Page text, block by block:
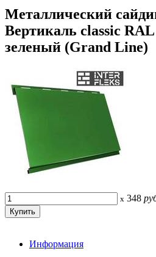
Металлический
Вертикаль classic
зеленый (Grand Line)
x 348
Информация